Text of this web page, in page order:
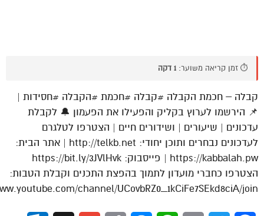
⏱️ זמן קריאה משוער: 1 דקה
קבלה – חכמת הקבלה #קבלה #חכמת #הקבלה #חסידות |
📌 הירשמו לערוץ בקליק והפעילו את הפעמון 🔔 לקבלת
עדכונים | שיעורים | ושידורים חיים | הצטרפו לטלגרם
לעדכונים נבחרים ותוכן יחודי: http://telkb.net | אתר הבית:
https://kabbalah.pw | פייסבוק: https://bit.ly/3JVlHvk
הצטרפו כחברי מועדון לתמוך בהפצת התכנים וקבלת הטבות:
channel/UCovbRZ0_1kCiFe7SEkd8ciA/join